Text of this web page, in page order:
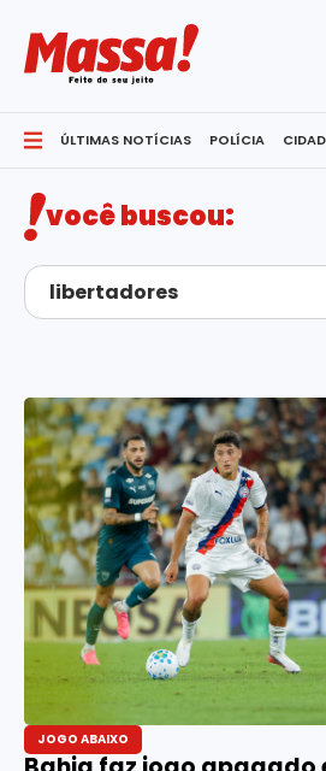
ÚLTIMAS NOTÍCIAS POLÍCIA
você buscou:
JOGO ABAIXO